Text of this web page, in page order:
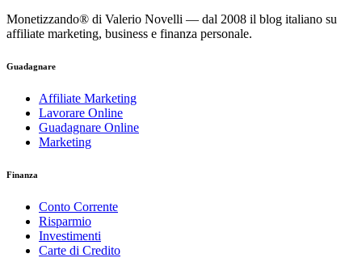
Monetizzando® di Valerio Novelli — dal 2008 il blog italiano su
affiliate marketing, business e finanza personale.
Guadagnare
Affiliate Marketing
Lavorare Online
Guadagnare Online
Marketing
Finanza
Conto Corrente
Risparmio
Investimenti
Carte di Credito